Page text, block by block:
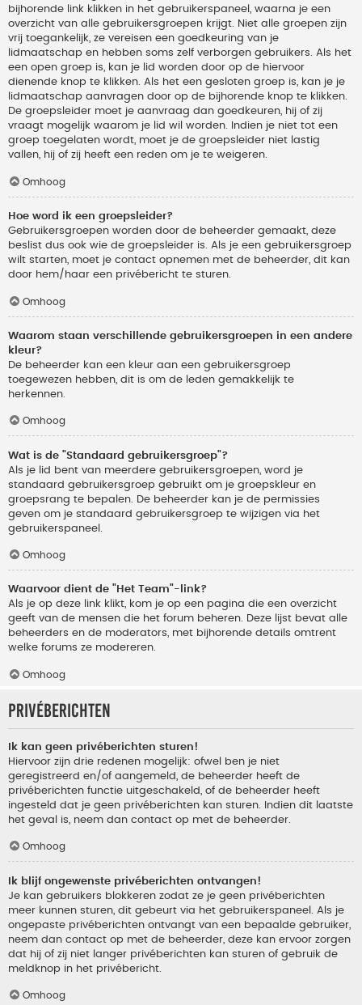
bijhorende link klikken in het gebruikerspaneel, waarna je een
overzicht van alle gebruikersgroepen krijgt. Niet alle groepen zijn
vrij toegankelijk, ze vereisen een goedkeuring van je
lidmaatschap en hebben soms zelf verborgen gebruikers. Als het
een open groep is, kan je lid worden door op de hiervoor
dienende knop te klikken. Als het een gesloten groep is, kan je je
lidmaatschap aanvragen door op de bijhorende knop te klikken.
De groepsleider moet je aanvraag dan goedkeuren, hij of zij
vraagt mogelijk waarom je lid wil worden. Indien je niet tot een
groep toegelaten wordt, moet je de groepsleider niet lastig
vallen, hij of zij heeft een reden om je te weigeren.
Omhoog
Hoe word ik een groepsleider?
Gebruikersgroepen worden door de beheerder gemaakt, deze
beslist dus ook wie de groepsleider is. Als je een gebruikersgroep
wilt starten, moet je contact opnemen met de beheerder, dit kan
door hem/haar een privébericht te sturen.
Omhoog
Waarom staan verschillende gebruikersgroepen in een andere
kleur?
De beheerder kan een kleur aan een gebruikersgroep
toegewezen hebben, dit is om de leden gemakkelijk te
herkennen.
Omhoog
Wat is de "Standaard gebruikersgroep"?
Als je lid bent van meerdere gebruikersgroepen, word je
standaard gebruikersgroep gebruikt om je groepskleur en
groepsrang te bepalen. De beheerder kan je de permissies
geven om je standaard gebruikersgroep te wijzigen via het
gebruikerspaneel.
Omhoog
Waarvoor dient de "Het Team"-link?
Als je op deze link klikt, kom je op een pagina die een overzicht
geeft van de mensen die het forum beheren. Deze lijst bevat alle
beheerders en de moderators, met bijhorende details omtrent
welke forums ze modereren.
Omhoog
Privéberichten
Ik kan geen privéberichten sturen!
Hiervoor zijn drie redenen mogelijk: ofwel ben je niet
geregistreerd en/of aangemeld, de beheerder heeft de
privéberichten functie uitgeschakeld, of de beheerder heeft
ingesteld dat je geen privéberichten kan sturen. Indien dit laatste
het geval is, neem dan contact op met de beheerder.
Omhoog
Ik blijf ongewenste privéberichten ontvangen!
Je kan gebruikers blokkeren zodat ze je geen privéberichten
meer kunnen sturen, dit gebeurt via het gebruikerspaneel. Als je
ongepaste privéberichten ontvangt van een bepaalde gebruiker,
neem dan contact op met de beheerder, deze kan ervoor zorgen
dat hij of zij niet langer privéberichten kan sturen of gebruik de
meldknop in het privébericht.
Omhoog